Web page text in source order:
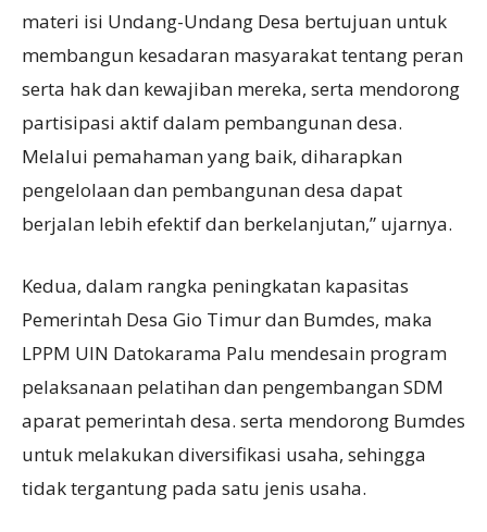
materi isi Undang-Undang Desa bertujuan untuk
membangun kesadaran masyarakat tentang peran
serta hak dan kewajiban mereka, serta mendorong
partisipasi aktif dalam pembangunan desa.
Melalui pemahaman yang baik, diharapkan
pengelolaan dan pembangunan desa dapat
berjalan lebih efektif dan berkelanjutan,” ujarnya.
Kedua, dalam rangka peningkatan kapasitas
Pemerintah Desa Gio Timur dan Bumdes, maka
LPPM UIN Datokarama Palu mendesain program
pelaksanaan pelatihan dan pengembangan SDM
aparat pemerintah desa. serta mendorong Bumdes
untuk melakukan diversifikasi usaha, sehingga
tidak tergantung pada satu jenis usaha.